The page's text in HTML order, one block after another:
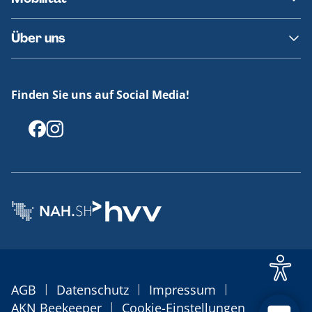
Fundsachen
Häufige Fragen
Barrierefreies Reisen
Erklärung Barrierefreiheit
Über uns
Offenlegungen
Finden Sie uns auf Social Media!
AGB | Datenschutz | Impressum |
AKN Beekeeper | Cookie-Einstellungen